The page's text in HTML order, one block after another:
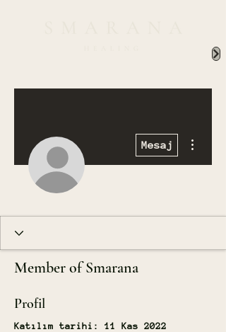
Mesaj
Member of Smarana
Profil
Katılım tarihi: 11 Kas 2022